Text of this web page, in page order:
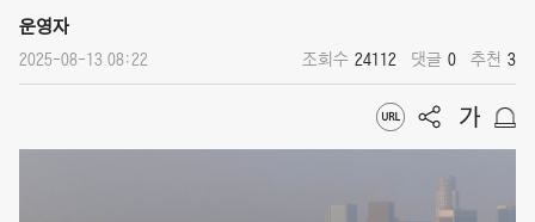
운영자
2025-08-13 08:22 조회수 24112 댓글 0 추천 3